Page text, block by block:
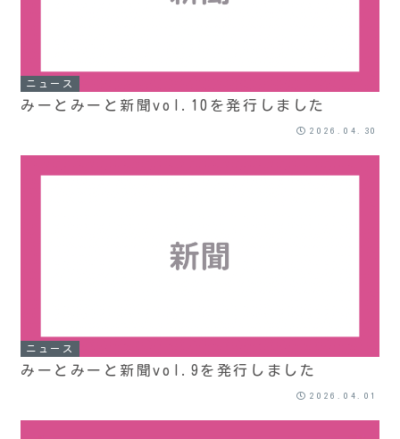
ニュース
みーとみーと新聞vol.10を発行しました
2026.04.30
ニュース
みーとみーと新聞vol.9を発行しました
2026.04.01